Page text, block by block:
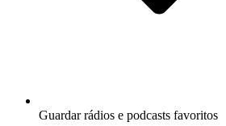
Guardar rádios e podcasts favoritos